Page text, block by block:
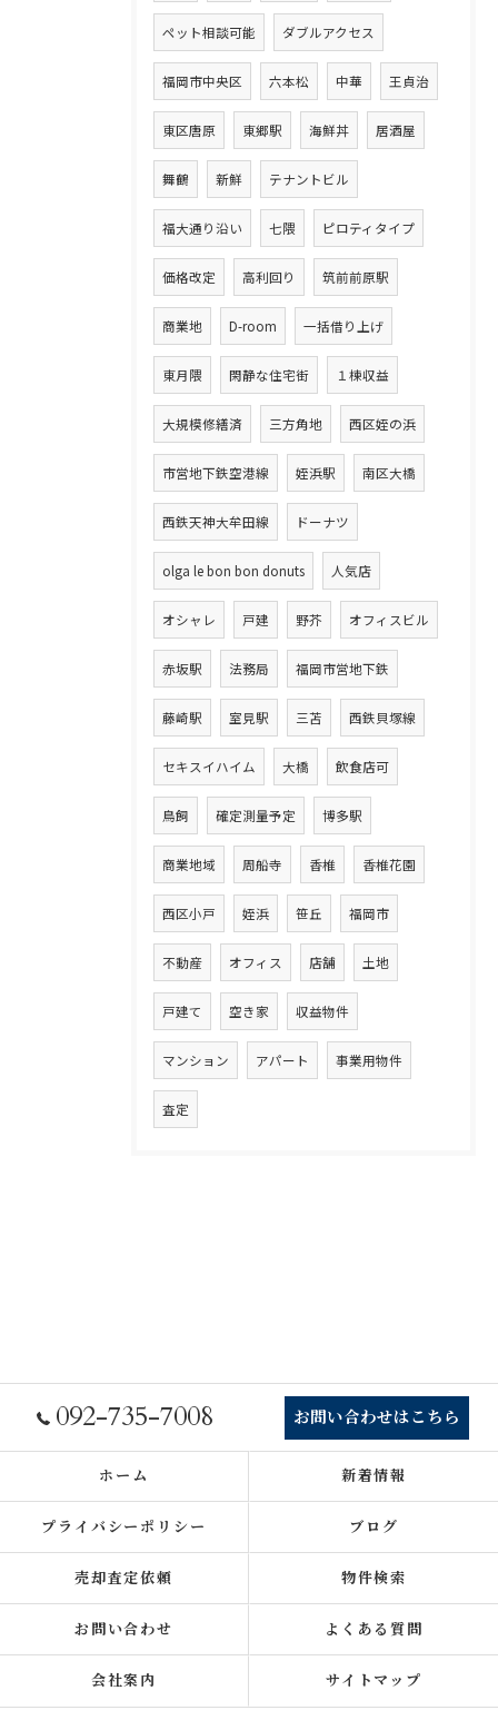
ペット相談可能 ダブルアクセス
福岡市中央区 六本松 中華 王貞治
東区唐原 東郷駅 海鮮丼 居酒屋
舞鶴 新鮮 テナントビル
福大通り沿い 七隈 ピロティタイプ
価格改定 高利回り 筑前前原駅
商業地 D-room 一括借り上げ
東月隈 閑静な住宅街 １棟収益
大規模修繕済 三方角地 西区姪の浜
市営地下鉄空港線 姪浜駅 南区大橋
西鉄天神大牟田線 ドーナツ
olga le bon bon donuts 人気店
オシャレ 戸建 野芥 オフィスビル
赤坂駅 法務局 福岡市営地下鉄
藤崎駅 室見駅 三苫 西鉄貝塚線
セキスイハイム 大橋 飲食店可
鳥飼 確定測量予定 博多駅
商業地域 周船寺 香椎 香椎花園
西区小戸 姪浜 笹丘 福岡市
不動産 オフィス 店舗 土地
戸建て 空き家 収益物件
マンション アパート 事業用物件
査定
092-735-7008 お問い合わせはこちら
ホーム 新着情報
プライバシーポリシー ブログ
売却査定依頼 物件検索
お問い合わせ よくある質問
会社案内 サイトマップ